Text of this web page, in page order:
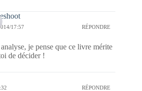
17:57 RÉPONDRE
je pense que ce livre mérite
de décider !
RÉPONDRE